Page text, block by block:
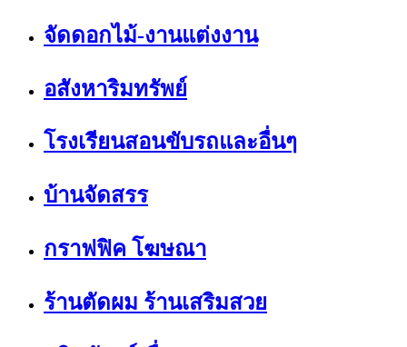
จัดดอกไม้-งานแต่งงาน
อสังหาริมทรัพย์
โรงเรียนสอนขับรถและอื่นๆ
บ้านจัดสรร
กราฟฟิค โฆษณา
ร้านตัดผม ร้านเสริมสวย